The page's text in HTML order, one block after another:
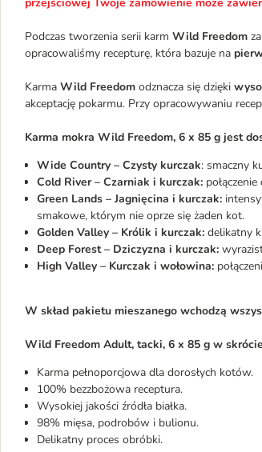
Podczas tworzenia serii karm Wild Freedom
opracowaliśmy recepturę, która bazuje na
Karma Wild Freedom odznacza się dzięki
akceptację pokarmu. Przy opracowywaniu
Karma mokra Wild Freedom, 6 x 85 g jest
Wide Country – Czysty kurczak: smaczny
Cold River – Czarniak i kurczak:
Green Lands – Jagnięcina i kurczak:
smakowe, którym nie oprze się żaden kot.
Golden Valley – Królik i kurczak: delikatny
Deep Forest – Dziczyzna i kurczak:
High Valley – Kurczak i wołowina:
W skład pakietu mieszanego wchodzą
Wild Freedom Adult, tacki, 6 x 85 g w
Karma pełnoporcjowa dla dorosłych kotów.
100% bezzbożowa receptura.
Wysokiej jakości źródła białka.
98% mięsa, podrobów i bulionu.
Delikatny proces obróbki.